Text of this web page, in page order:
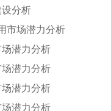
设分析
市场潜力分析
潜力分析
潜力分析
潜力分析
潜力分析